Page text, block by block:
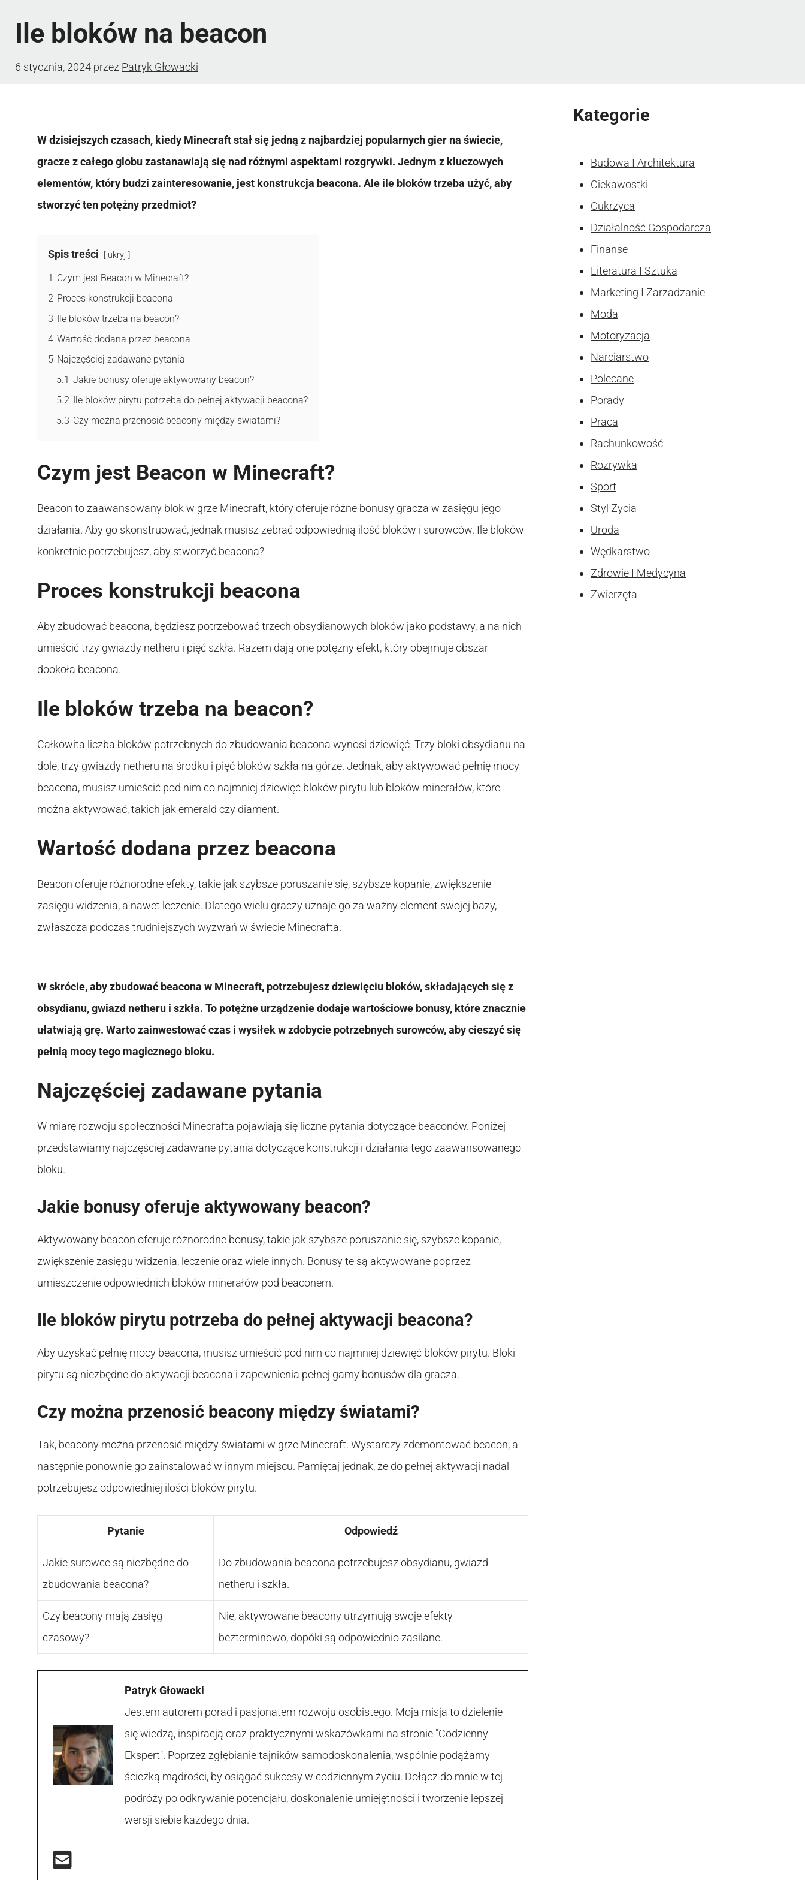
Ile bloków na beacon
6 stycznia, 2024 przez Patryk Głowacki
W dzisiejszych czasach, kiedy Minecraft stał się jedną z najbardziej popularnych gier na świecie,
gracze z całego globu zastanawiają się nad różnymi aspektami rozgrywki. Jednym z kluczowych
elementów, który budzi zainteresowanie, jest konstrukcja beacona. Ale ile bloków trzeba użyć, aby
stworzyć ten potężny przedmiot?
Spis treści ukryj
1 Czym jest Beacon w Minecraft?
2 Proces konstrukcji beacona
3 Ile bloków trzeba na beacon?
4 Wartość dodana przez beacona
5 Najczęściej zadawane pytania
5.1 Jakie bonusy oferuje aktywowany beacon?
5.2 Ile bloków pirytu potrzeba do pełnej aktywacji beacona?
5.3 Czy można przenosić beacony między światami?
Czym jest Beacon w Minecraft?
Beacon to zaawansowany blok w grze Minecraft, który oferuje różne bonusy gracza w zasięgu jego
działania. Aby go skonstruować, jednak musisz zebrać odpowiednią ilość bloków i surowców. Ile bloków
konkretnie potrzebujesz, aby stworzyć beacona?
Proces konstrukcji beacona
Aby zbudować beacona, będziesz potrzebować trzech obsydianowych bloków jako podstawy, a na nich
umieścić trzy gwiazdy netheru i pięć szkła. Razem dają one potężny efekt, który obejmuje obszar
dookoła beacona.
Ile bloków trzeba na beacon?
Całkowita liczba bloków potrzebnych do zbudowania beacona wynosi dziewięć. Trzy bloki obsydianu na
dole, trzy gwiazdy netheru na środku i pięć bloków szkła na górze. Jednak, aby aktywować pełnię mocy
beacona, musisz umieścić pod nim co najmniej dziewięć bloków pirytu lub bloków minerałów, które
można aktywować, takich jak emerald czy diament.
Wartość dodana przez beacona
Beacon oferuje różnorodne efekty, takie jak szybsze poruszanie się, szybsze kopanie, zwiększenie
zasięgu widzenia, a nawet leczenie. Dlatego wielu graczy uznaje go za ważny element swojej bazy,
zwłaszcza podczas trudniejszych wyzwań w świecie Minecrafta.
W skrócie, aby zbudować beacona w Minecraft, potrzebujesz dziewięciu bloków, składających się z
obsydianu, gwiazd netheru i szkła. To potężne urządzenie dodaje wartościowe bonusy, które znacznie
ułatwiają grę. Warto zainwestować czas i wysiłek w zdobycie potrzebnych surowców, aby cieszyć się
pełnią mocy tego magicznego bloku.
Najczęściej zadawane pytania
W miarę rozwoju społeczności Minecrafta pojawiają się liczne pytania dotyczące beaconów. Poniżej
przedstawiamy najczęściej zadawane pytania dotyczące konstrukcji i działania tego zaawansowanego
bloku.
Jakie bonusy oferuje aktywowany beacon?
Aktywowany beacon oferuje różnorodne bonusy, takie jak szybsze poruszanie się, szybsze kopanie,
zwiększenie zasięgu widzenia, leczenie oraz wiele innych. Bonusy te są aktywowane poprzez
umieszczenie odpowiednich bloków minerałów pod beaconem.
Ile bloków pirytu potrzeba do pełnej aktywacji beacona?
Aby uzyskać pełnię mocy beacona, musisz umieścić pod nim co najmniej dziewięć bloków pirytu. Bloki
pirytu są niezbędne do aktywacji beacona i zapewnienia pełnej gamy bonusów dla gracza.
Czy można przenosić beacony między światami?
Tak, beacony można przenosić między światami w grze Minecraft. Wystarczy zdemontować beacon, a
następnie ponownie go zainstalować w innym miejscu. Pamiętaj jednak, że do pełnej aktywacji nadal
potrzebujesz odpowiedniej ilości bloków pirytu.
Pytanie Odpowiedź
Jakie surowce są niezbędne do
zbudowania beacona?
Do zbudowania beacona potrzebujesz obsydianu, gwiazd
netheru i szkła.
Czy beacony mają zasięg
czasowy?
Nie, aktywowane beacony utrzymują swoje efekty
bezterminowo, dopóki są odpowiednio zasilane.
Patryk Głowacki
Jestem autorem porad i pasjonatem rozwoju osobistego. Moja misja to dzielenie
się wiedzą, inspiracją oraz praktycznymi wskazówkami na stronie "Codzienny
Ekspert". Poprzez zgłębianie tajników samodoskonalenia, wspólnie podążamy
ścieżką mądrości, by osiągać sukcesy w codziennym życiu. Dołącz do mnie w tej
podróży po odkrywanie potencjału, doskonalenie umiejętności i tworzenie lepszej
wersji siebie każdego dnia.
Kategorie
Budowa I Architektura
Ciekawostki
Cukrzyca
Działalność Gospodarcza
Finanse
Literatura I Sztuka
Marketing I Zarzadzanie
Moda
Motoryzacja
Narciarstwo
Polecane
Porady
Praca
Rachunkowość
Rozrywka
Sport
Styl Zycia
Uroda
Wędkarstwo
Zdrowie I Medycyna
Zwierzęta